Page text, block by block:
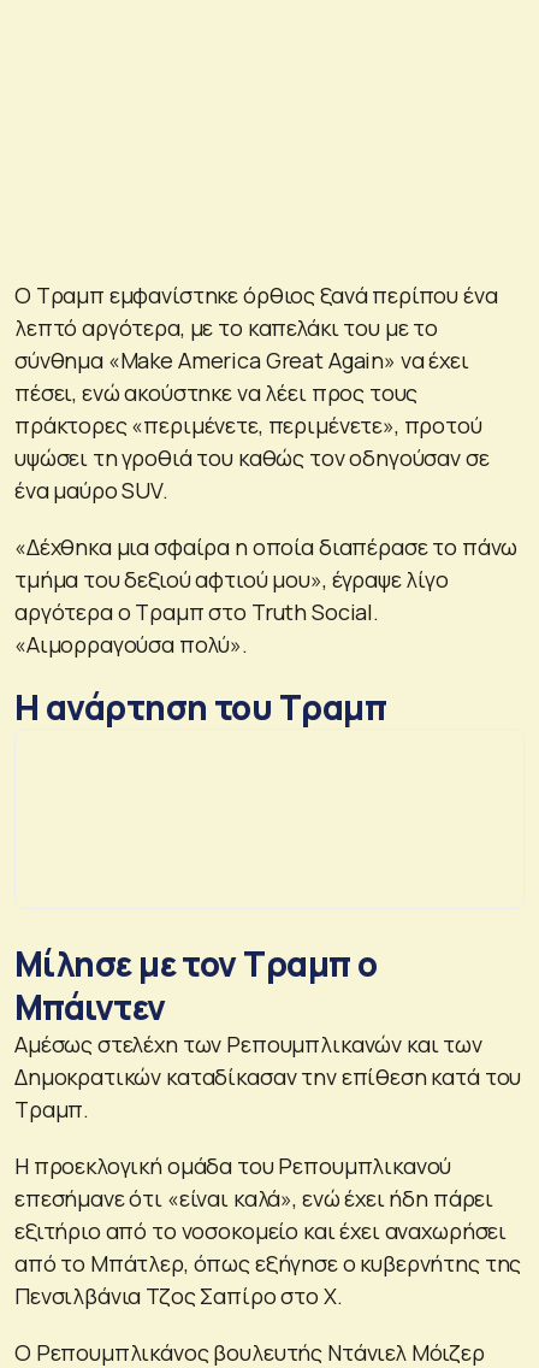
Ο Τραμπ εμφανίστηκε όρθιος ξανά περίπου ένα
λεπτό αργότερα, με το καπελάκι του με το
σύνθημα «Make America Great Again» να έχει
πέσει, ενώ ακούστηκε να λέει προς τους
πράκτορες «περιμένετε, περιμένετε», προτού
υψώσει τη γροθιά του καθώς τον οδηγούσαν σε
ένα μαύρο SUV.
«Δέχθηκα μια σφαίρα η οποία διαπέρασε το πάνω
τμήμα του δεξιού αφτιού μου», έγραψε λίγο
αργότερα ο Τραμπ στο Truth Social.
«Αιμορραγούσα πολύ».
Η ανάρτηση του Τραμπ
Μίλησε με τον Τραμπ ο
Μπάιντεν
Αμέσως στελέχη των Ρεπουμπλικανών και των
Δημοκρατικών καταδίκασαν την επίθεση κατά του
Τραμπ.
Η προεκλογική ομάδα του Ρεπουμπλικανού
επεσήμανε ότι «είναι καλά», ενώ έχει ήδη πάρει
εξιτήριο από το νοσοκομείο και έχει αναχωρήσει
από το Μπάτλερ, όπως εξήγησε ο κυβερνήτης της
Πενσιλβάνια Τζος Σαπίρο στο Χ.
Ο Ρεπουμπλικάνος βουλευτής Ντάνιελ Μόιζερ